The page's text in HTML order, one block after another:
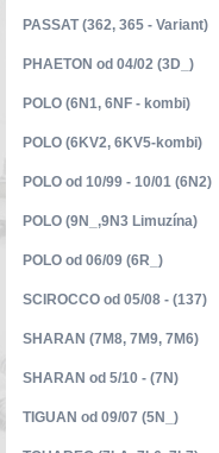
PASSAT (362, 365 - Variant)
PHAETON od 04/02 (3D_)
POLO (6N1, 6NF - kombi)
POLO (6KV2, 6KV5-kombi)
POLO od 10/99 - 10/01 (6N2)
POLO (9N_,9N3 Limuzína)
POLO od 06/09 (6R_)
SCIROCCO od 05/08 - (137)
SHARAN (7M8, 7M9, 7M6)
SHARAN od 5/10 - (7N)
TIGUAN od 09/07 (5N_)